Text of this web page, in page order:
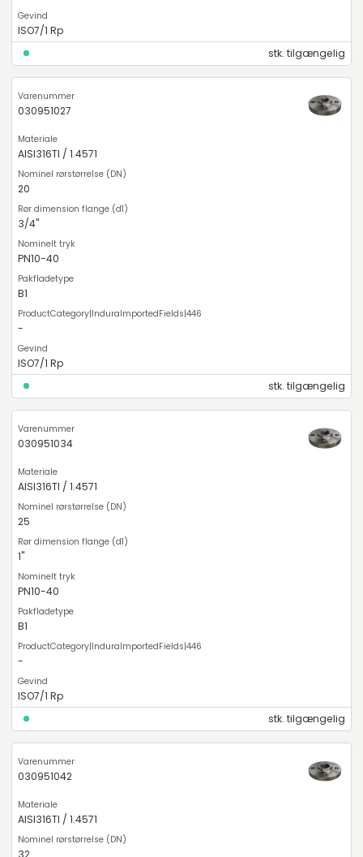
ISO7/1 Rp
stk. tilgængelig
030951027
AISI316TI / 1.4571
20
3/4"
PN10-40
B1
-
ISO7/1 Rp
stk. tilgængelig
030951034
AISI316TI / 1.4571
25
1"
PN10-40
B1
-
ISO7/1 Rp
stk. tilgængelig
030951042
AISI316TI / 1.4571